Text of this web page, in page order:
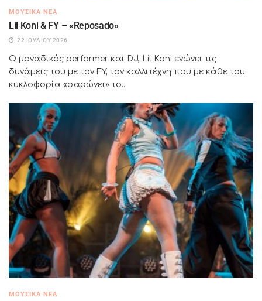
ΜΟΥΣΙΚΆ ΝΈΑ
Lil Koni & FY – «Reposado»
22 ΙΟΥΛΊΟΥ 2026
Ο μοναδικός performer και DJ, Lil Koni ενώνει τις
δυνάμεις του με τον FY, τον καλλιτέχνη που με κάθε του
κυκλοφορία «σαρώνει» το...
ΜΟΥΣΙΚΆ ΝΈΑ